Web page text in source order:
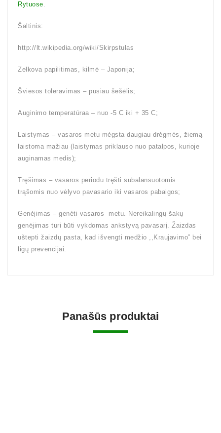
Rytuose.
Šaltinis:
http://lt.wikipedia.org/wiki/Skirpstulas
Zelkova papilitimas, kilmė – Japonija;
Šviesos toleravimas – pusiau šešėlis;
Auginimo temperatūraa – nuo -5 C iki + 35 C;
Laistymas – vasaros metu mėgsta daugiau drėgmės, žiemą
laistoma mažiau (laistymas priklauso nuo patalpos, kurioje
auginamas medis);
Tręšimas – vasaros periodu tręšti subalansuotomis
trąšomis nuo vėlyvo pavasario iki vasaros pabaigos;
Genėjimas – genėti vasaros metu. Nereikalingų šakų
genėjimas turi būti vykdomas ankstyvą pavasarį. Žaizdas
uštepti žaizdų pasta, kad išvengti medžio ,,Kraujavimo” bei
ligų prevencijai.
Panašūs produktai